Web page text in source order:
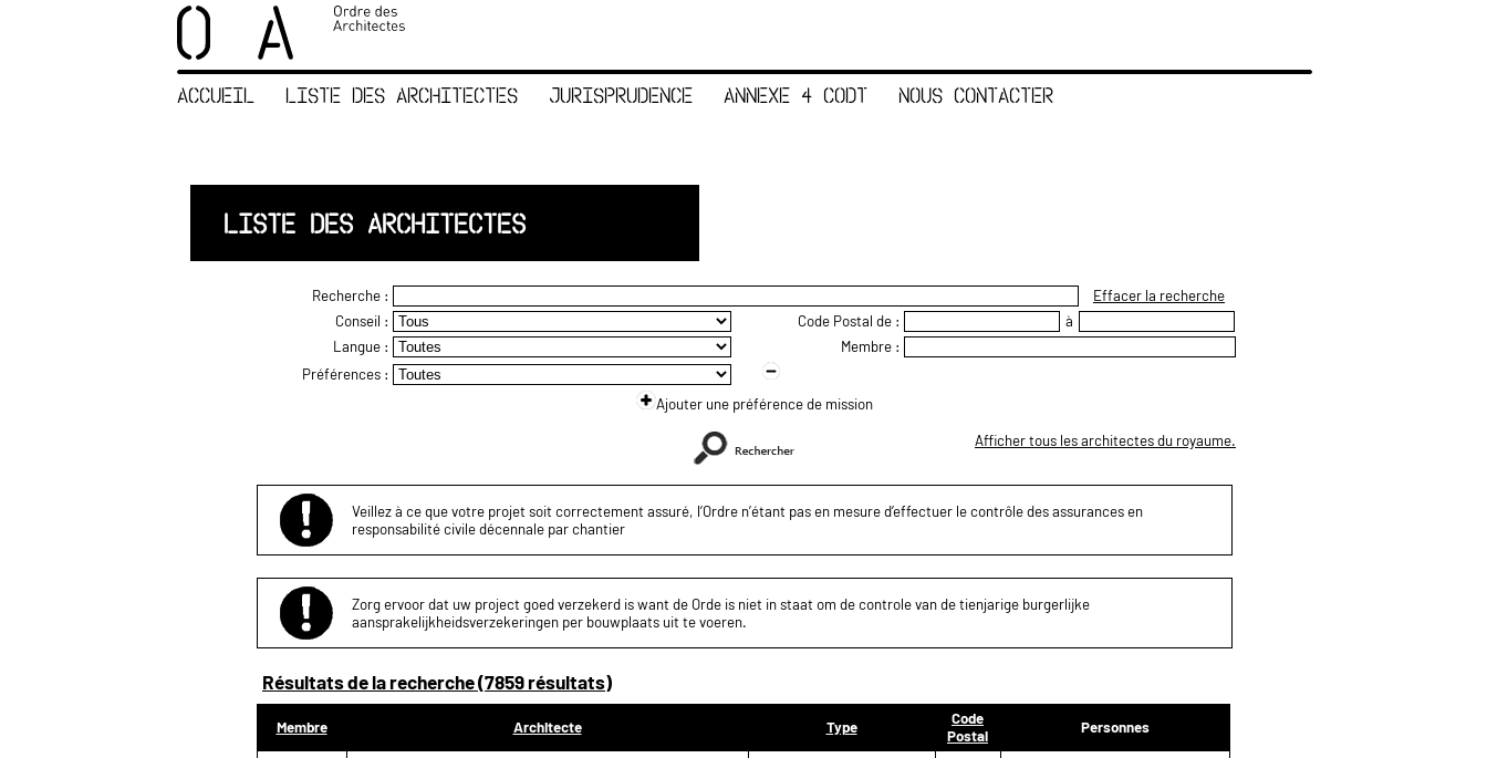
ACCUEIL LISTE DES ARCHITECTES JURISPRUDENCE ANNEXE 4 CODT NOUS CONTACTER
LISTE DES ARCHITECTES
Recherche :
Effacer la recherche
Conseil :
Code Postal de :
à
Langue :
Membre :
Préférences :
Ajouter une préférence de mission
Afficher tous les architectes du royaume.
Veillez à ce que votre projet soit correctement assuré, l’Ordre n’étant pas en mesure d’effectuer le contrôle des assurances en
responsabilité civile décennale par chantier
Zorg ervoor dat uw project goed verzekerd is want de Orde is niet in staat om de controle van de tienjarige burgerlijke
aansprakelijkheidsverzekeringen per bouwplaats uit te voeren.
Résultats de la recherche (7859 résultats)
Membre Architecte Type
Code
Postal
Personnes